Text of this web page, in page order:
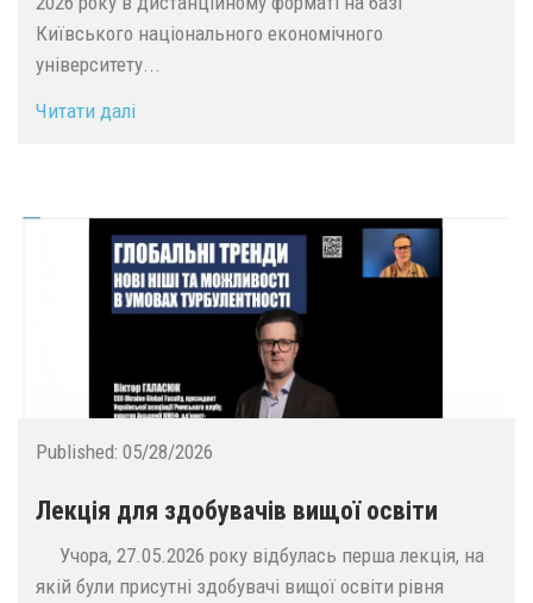
Київського національного економічного
університету...
Читати далі
Published: 05/28/2026
Лекція для здобувачів вищої освіти
Учора, 27.05.2026 року відбулась перша лекція, на
якій були присутні здобувачі вищої освіти рівня